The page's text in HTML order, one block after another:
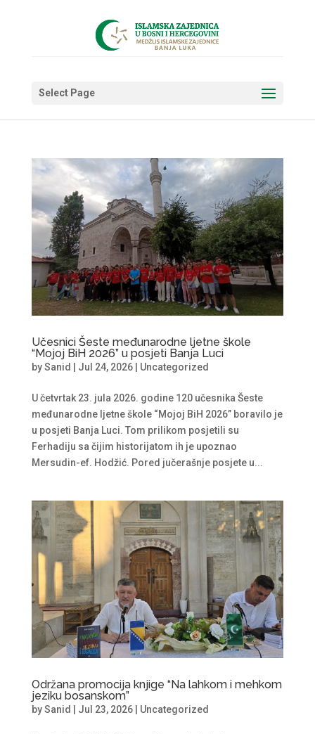
Select Page
Učesnici Šeste međunarodne ljetne škole
“Mojoj BiH 2026” u posjeti Banja Luci
bySanid Jul 24, 2026| Uncategorized
U četvrtak 23. jula 2026. godine 120 učesnika Šeste
međunarodne ljetne škole “Mojoj BiH 2026” boravilo je
u posjeti Banja Luci. Tom prilikom posjetili su
Ferhadiju sa čijim historijatom ih je upoznao
Mersudin-ef. Hodžić. Pored jučerašnje posjete u...
Održana promocija knjige “Na lahkom i mehkom
jeziku bosanskom”
bySanid Jul 23, 2026| Uncategorized